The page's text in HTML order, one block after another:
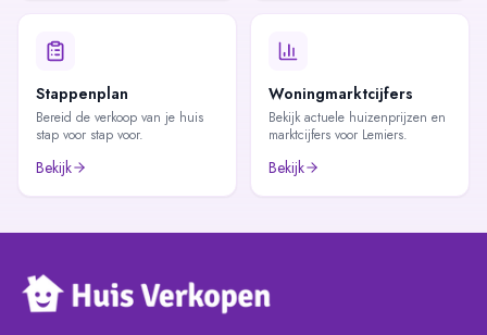
Stappenplan
Bereid de verkoop van je huis
stap voor stap voor.
Bekijk
Woningmarktcijfers
Bekijk actuele huizenprijzen en
marktcijfers voor Lemiers.
Bekijk